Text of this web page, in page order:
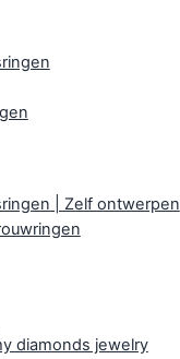
| Zelf ontwerpen
diamonds jewelry